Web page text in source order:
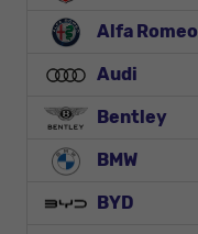
Alfa Romeo
Audi
Bentley
BMW
BYD